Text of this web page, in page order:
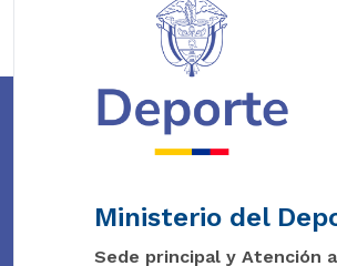
Ministerio del
Sede principal y Atención